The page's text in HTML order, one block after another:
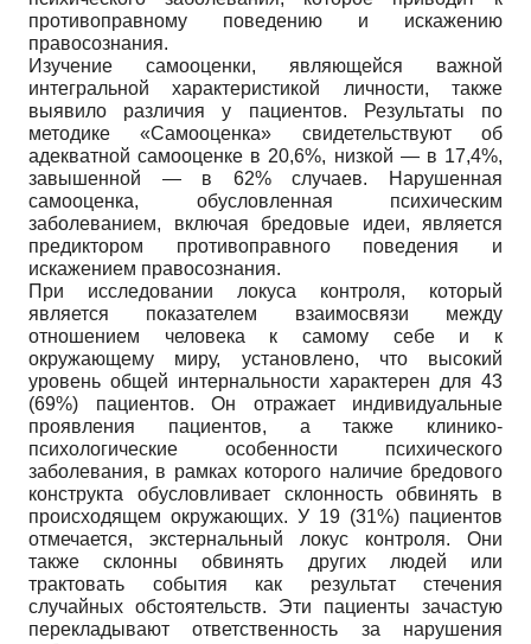
противоправному поведению и искажению
правосознания.
Изучение самооценки, являющейся важной
интегральной характеристикой личности, также
выявило различия у пациентов. Результаты по
методике «Самооценка» свидетельствуют об
адекватной самооценке в 20,6%, низкой — в 17,4%,
завышенной — в 62% случаев. Нарушенная
самооценка, обусловленная психическим
заболеванием, включая бредовые идеи, является
предиктором противоправного поведения и
искажением правосознания.
При исследовании локуса контроля, который
является показателем взаимосвязи между
отношением человека к самому себе и к
окружающему миру, установлено, что высокий
уровень общей интернальности характерен для 43
(69%) пациентов. Он отражает индивидуальные
проявления пациентов, а также клинико-
психологические особенности психического
заболевания, в рамках которого наличие бредового
конструкта обусловливает склонность обвинять в
происходящем окружающих. У 19 (31%) пациентов
отмечается, экстернальный локус контроля. Они
также склонны обвинять других людей или
трактовать события как результат стечения
случайных обстоятельств. Эти пациенты зачастую
перекладывают ответственность за нарушения